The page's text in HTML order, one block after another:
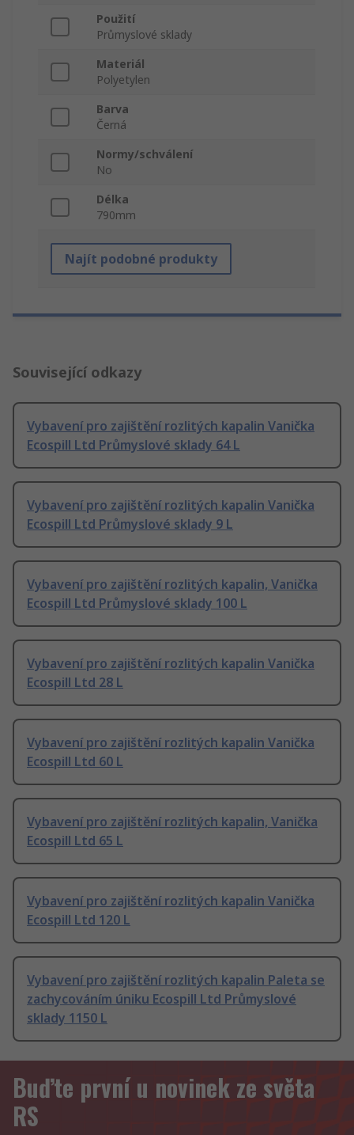
Použití
Průmyslové sklady
Materiál
Polyetylen
Barva
Černá
Normy/schválení
No
Délka
790mm
Najít podobné produkty
Související odkazy
Vybavení pro zajištění rozlitých kapalin Vanička
Ecospill Ltd Průmyslové sklady 64 L
Vybavení pro zajištění rozlitých kapalin Vanička
Ecospill Ltd Průmyslové sklady 9 L
Vybavení pro zajištění rozlitých kapalin, Vanička
Ecospill Ltd Průmyslové sklady 100 L
Vybavení pro zajištění rozlitých kapalin Vanička
Ecospill Ltd 28 L
Vybavení pro zajištění rozlitých kapalin Vanička
Ecospill Ltd 60 L
Vybavení pro zajištění rozlitých kapalin, Vanička
Ecospill Ltd 65 L
Vybavení pro zajištění rozlitých kapalin Vanička
Ecospill Ltd 120 L
Vybavení pro zajištění rozlitých kapalin Paleta se
zachycováním úniku Ecospill Ltd Průmyslové
sklady 1150 L
Buďte první u novinek ze světa
RS